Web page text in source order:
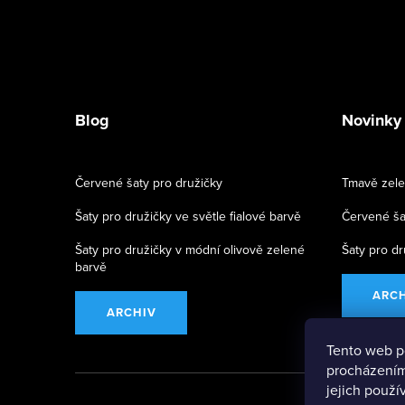
Tento web
jejich
Blog
Červené šaty pro družičky
Šaty pro družičky ve světle fialové barvě
Šaty pro družičky v módní olivově zelené
barvě
ARCHIV
Novinky
Tmavě
Červené
Šaty pro